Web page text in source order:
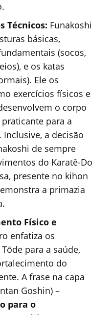
Técnicos: Funakoshi
básicas,
(socos,
e os katas
Ele os
exercícios físicos e
o corpo
para a
a decisão
de sempre
do Karatê-Do
presente no kihon
a primazia
Físico e
enfatiza os
para a saúde,
do
A frase na capa
Goshin) –
para o